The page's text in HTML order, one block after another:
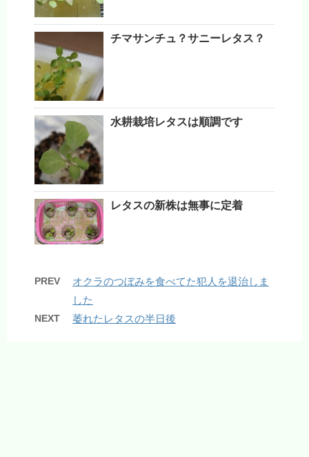
チマサンチュ？サニーレタス？
水耕栽培レタスは順調です
レタスの新株は無事に定着
PREV
オクラのつぼみを食べてた犯人を退治しま
した
NEXT 萎れたレタスの半日後